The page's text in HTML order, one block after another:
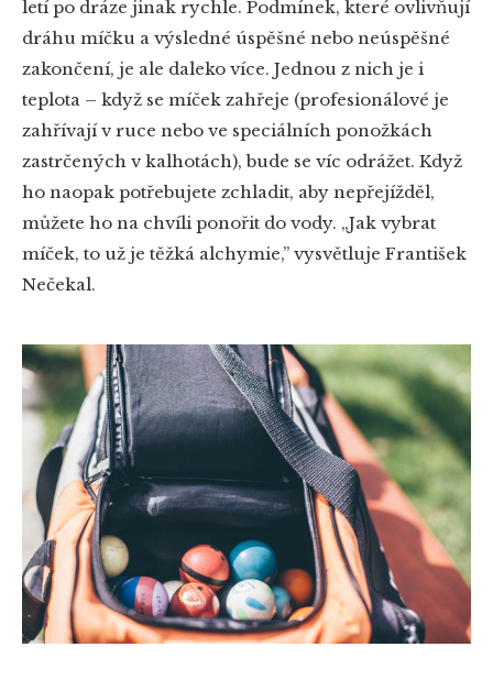
letí po dráze jinak rychle. Podmínek, které ovlivňují
dráhu míčku a výsledné úspěšné nebo neúspěšné
zakončení, je ale daleko více. Jednou z nich je i
teplota – když se míček zahřeje (profesionálové je
zahřívají v ruce nebo ve speciálních ponožkách
zastrčených v kalhotách), bude se víc odrážet. Když
ho naopak potřebujete zchladit, aby nepřejížděl,
můžete ho na chvíli ponořit do vody. „Jak vybrat
míček, to už je těžká alchymie,” vysvětluje František
Nečekal.